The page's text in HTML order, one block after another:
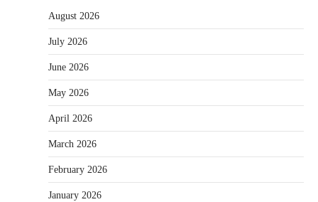
August 2026
July 2026
June 2026
May 2026
April 2026
March 2026
February 2026
January 2026